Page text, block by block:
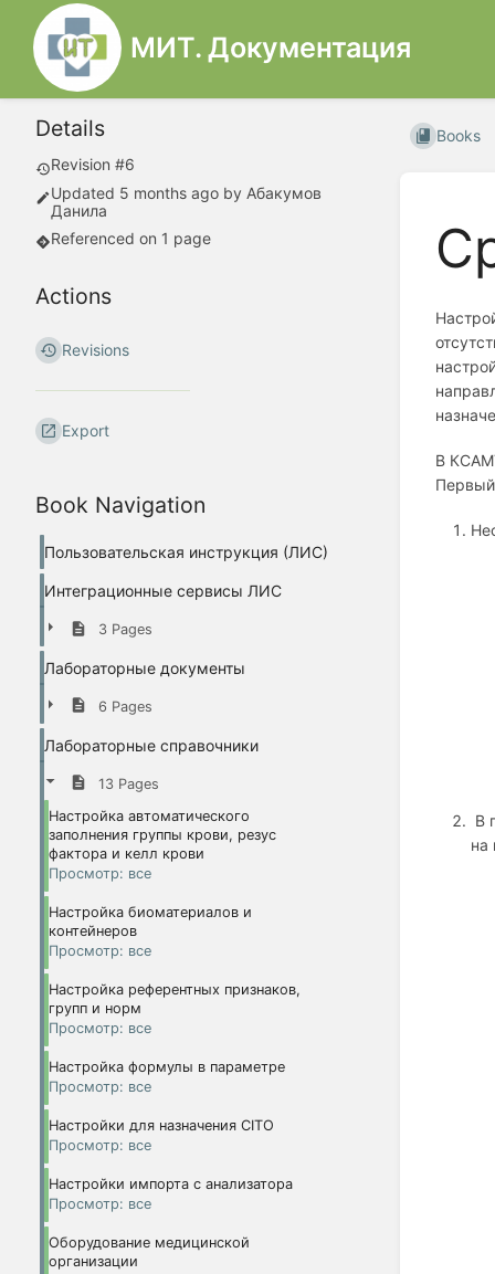
МИТ. Документация
Details
Revision #6
Updated 5 months ago by Абакумов
Данила
Referenced on 1 page
Actions
Revisions
Export
Book Navigation
Пользовательская инструкция (ЛИС)
Интеграционные сервисы ЛИС
3 Pages
Лабораторные документы
6 Pages
Лабораторные справочники
13 Pages
Настройка автоматического
заполнения группы крови, резус
фактора и келл крови
Просмотр: все
Настройка биоматериалов и
контейнеров
Просмотр: все
Настройка референтных признаков,
групп и норм
Просмотр: все
Настройка формулы в параметре
Просмотр: все
Настройки для назначения CITO
Просмотр: все
Настройки импорта с анализатора
Просмотр: все
Оборудование медицинской
организации
Books
В
Первый
В
на